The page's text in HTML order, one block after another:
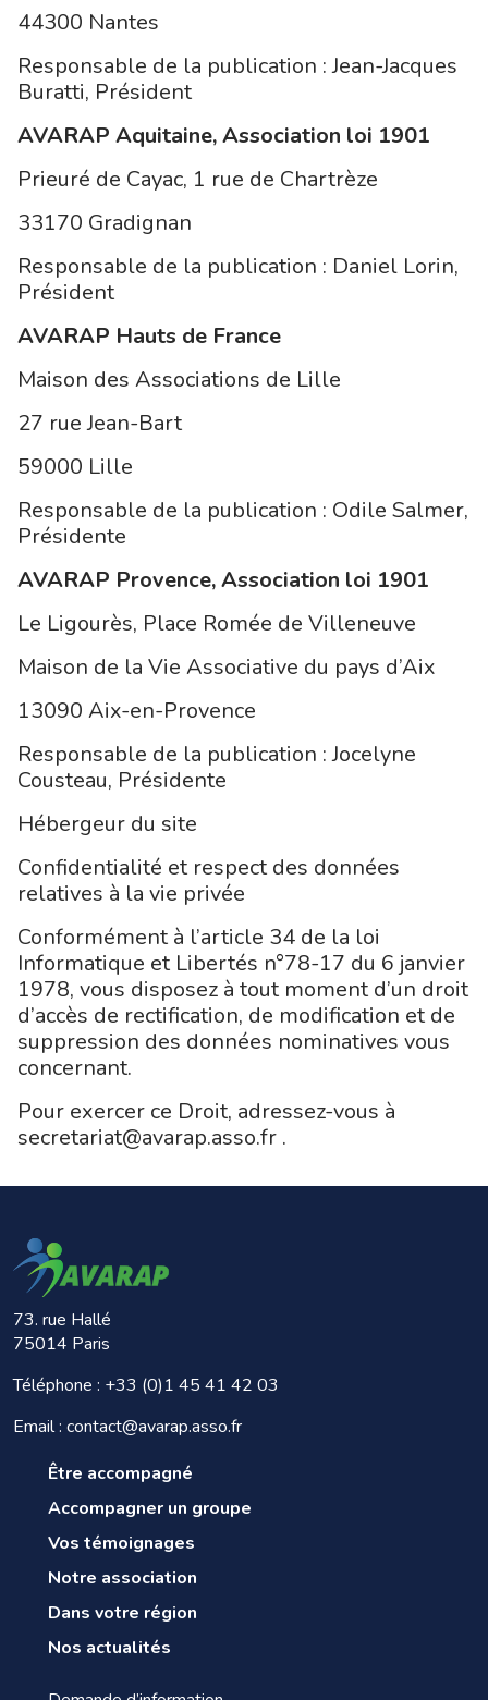
44300 Nantes
Responsable de la publication : Jean-Jacques
Buratti, Président
AVARAP Aquitaine, Association loi 1901
Prieuré de Cayac, 1 rue de Chartrèze
33170 Gradignan
Responsable de la publication : Daniel Lorin,
Président
AVARAP Hauts de France
Maison des Associations de Lille
27 rue Jean-Bart
59000 Lille
Responsable de la publication : Odile Salmer,
Présidente
AVARAP Provence, Association loi 1901
Le Ligourès, Place Romée de Villeneuve
Maison de la Vie Associative du pays d’Aix
13090 Aix-en-Provence
Responsable de la publication : Jocelyne
Cousteau, Présidente
Hébergeur du site
Confidentialité et respect des données
relatives à la vie privée
Conformément à l’article 34 de la loi
Informatique et Libertés n°78-17 du 6 janvier
1978, vous disposez à tout moment d’un droit
d’accès de rectification, de modification et de
suppression des données nominatives vous
concernant.
Pour exercer ce Droit, adressez-vous à
secretariat@avarap.asso.fr .
73. rue Hallé
75014 Paris
Téléphone : +33 (0)1 45 41 42 03
Email : contact@avarap.asso.fr
Être accompagné
Accompagner un groupe
Vos témoignages
Notre association
Dans votre région
Nos actualités